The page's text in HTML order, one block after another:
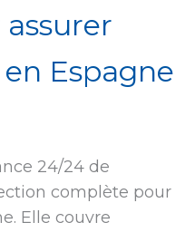
Espagne
24/24 de
complète pour
Elle couvre